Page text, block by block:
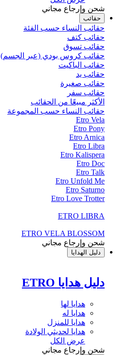
شحن وإرجاع مجاني
حقائب
حقائب النساء حسب الفئة
حقائب كتف
حقائب تسوق
حقائب كروس بودي (عبر الجسم)
حقائب الباكيت
حقائب يد
حقائب صغيرة
حقائب سفر
الأكثر مبيعًا من الحقائب
حقائب النساء حسب المجموعة
Etro Vela
Etro Pony
Etro Arnica
Etro Libra
Etro Kalispera
Etro Doc
Etro Talk
Etro Unfold Me
Etro Saturno
Etro Love Trotter
ETRO LIBRA
ETRO VELA BLOSSOM
شحن وإرجاع مجاني
دليل الهدايا
دليل هدايا ETRO
هدايا لها
هدايا له
هدايا للمنزل
هدايا لحديثي الولادة
عرض الكل
شحن وإرجاع مجاني